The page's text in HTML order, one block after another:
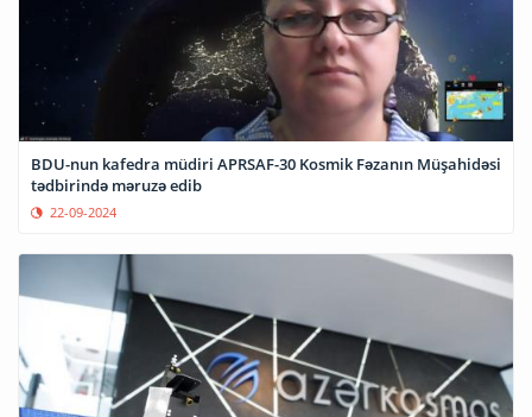
BDU-nun kafedra müdiri APRSAF-30 Kosmik Fəzanın Müşahidəsi
tədbirində məruzə edib
22-09-2024